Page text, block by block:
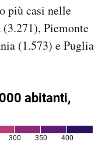
più casi nelle
Piemonte
(1.573) e Puglia